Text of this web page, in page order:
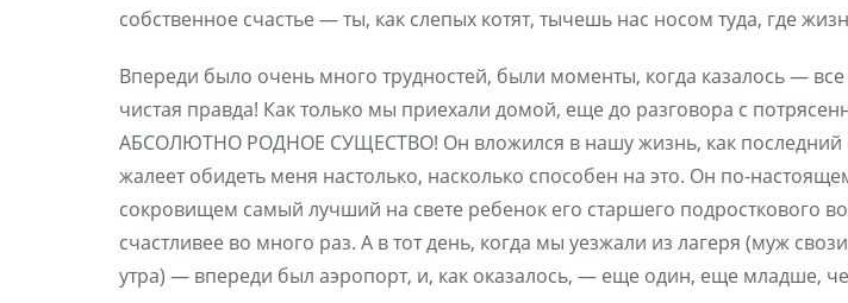
собственное счастье — ты, как слепых котят, тычешь нас носом туда, где
Впереди было очень много трудностей, были моменты, когда казалось —
чистая правда! Как только мы приехали домой, еще до разговора с
АБСОЛЮТНО РОДНОЕ СУЩЕСТВО! Он вложился в нашу жизнь, как последний
жалеет обидеть меня настолько, насколько способен на это. Он по-
сокровищем самый лучший на свете ребенок его старшего подросткового
счастливее во много раз. А в тот день, когда мы уезжали из лагеря (муж
утра) — впереди был аэропорт, и, как оказалось, — еще один, еще младше,